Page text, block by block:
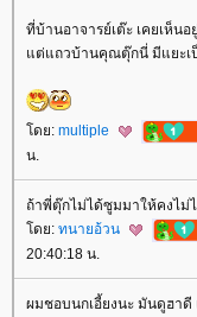
ที่บ้านอาจารย์เต๊ะ เคยเห็นอ
ต่แถวบ้านคุณตุ๊กนี่ มีแยะเป็
ดย: multiple
น.
ถ้าพี่ตุ๊กไม่ได้ซูมมาให้คงไม่
ดย: ทนายอ้วน
20:40:18 น.
ผมชอบนกเอี้ยงนะ มันดูฮาดี